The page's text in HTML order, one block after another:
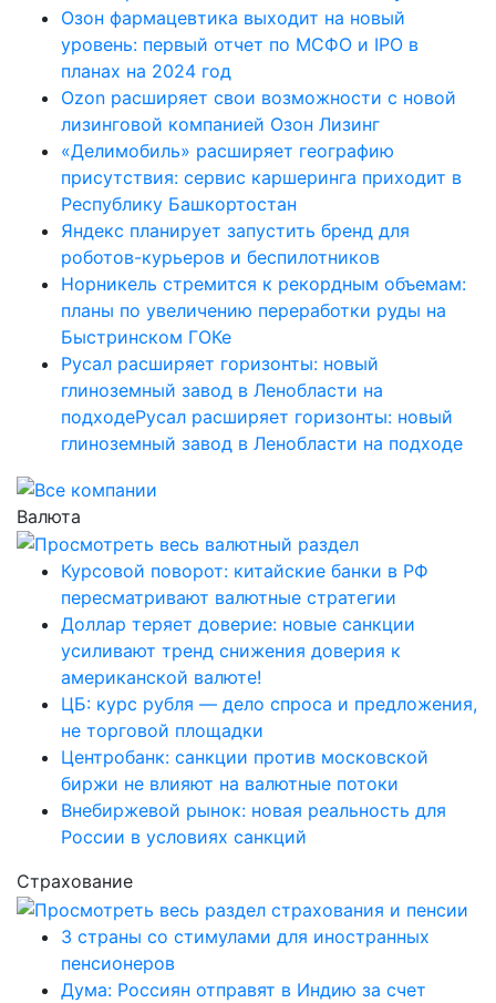
Озон фармацевтика выходит на новый
уровень: первый отчет по МСФО и IPO в
планах на 2024 год
Ozon расширяет свои возможности с новой
лизинговой компанией Озон Лизинг
«Делимобиль» расширяет географию
присутствия: сервис каршеринга приходит в
Республику Башкортостан
Яндекс планирует запустить бренд для
роботов-курьеров и беспилотников
Норникель стремится к рекордным объемам:
планы по увеличению переработки руды на
Быстринском ГОКе
Русал расширяет горизонты: новый
глиноземный завод в Ленобласти на
подходеРусал расширяет горизонты: новый
глиноземный завод в Ленобласти на подходе
Валюта
Курсовой поворот: китайские банки в РФ
пересматривают валютные стратегии
Доллар теряет доверие: новые санкции
усиливают тренд снижения доверия к
американской валюте!
ЦБ: курс рубля — дело спроса и предложения,
не торговой площадки
Центробанк: санкции против московской
биржи не влияют на валютные потоки
Внебиржевой рынок: новая реальность для
России в условиях санкций
Страхование
3 страны со стимулами для иностранных
пенсионеров
Дума: Россиян отправят в Индию за счет